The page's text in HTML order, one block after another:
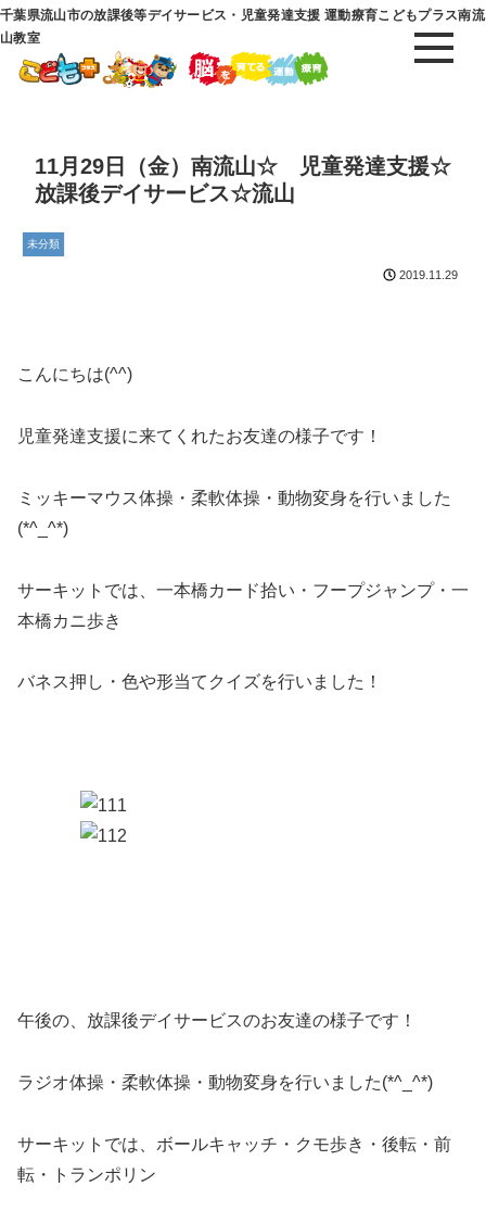
千葉県流山市の放課後等デイサービス・児童発達支援 運動療育こどもプラス南流
山教室
11月29日（金）南流山☆ 児童発達支援☆
放課後デイサービス☆流山
未分類
2019.11.29
こんにちは(^^)
児童発達支援に来てくれたお友達の様子です！
ミッキーマウス体操・柔軟体操・動物変身を行いました
(*^_^*)
サーキットでは、一本橋カード拾い・フープジャンプ・一
本橋カニ歩き
バネス押し・色や形当てクイズを行いました！
午後の、放課後デイサービスのお友達の様子です！
ラジオ体操・柔軟体操・動物変身を行いました(*^_^*)
サーキットでは、ボールキャッチ・クモ歩き・後転・前
転・トランポリン